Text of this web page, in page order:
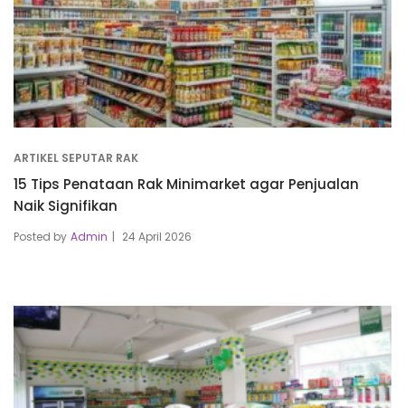
ARTIKEL SEPUTAR RAK
15 Tips Penataan Rak Minimarket agar Penjualan
Naik Signifikan
Posted by Admin 24 April 2026